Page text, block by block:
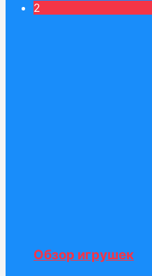
2
Обзор игрушек